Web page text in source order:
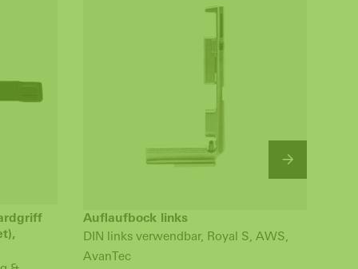
Auflaufbock links
DIN links verwendbar, Royal S, AWS,
AvanTec